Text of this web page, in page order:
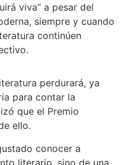
viva” a pesar del
siempre y cuando
continúen
perdurará, ya
para contar la
que el Premio
ello.
conocer a
literario, sino de una